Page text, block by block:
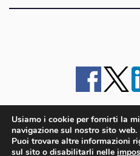
iMagazine · contatti e staff · lavora con noi
Cookie
Usiamo i cookie per fornirti la
navigazione sul nostro sito web.
Puoi trovare altre informazioni
sul sito o disabilitarli nelle